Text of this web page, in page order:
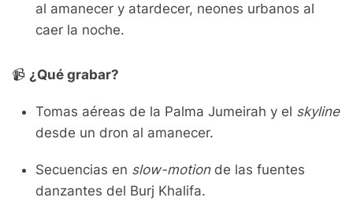
al amanecer y atardecer, neones urbanos al
caer la noche.
📹 ¿Qué grabar?
Tomas aéreas de la Palma Jumeirah y el skyline
desde un dron al amanecer.
Secuencias en slow-motionde las fuentes
danzantes del Burj Khalifa.